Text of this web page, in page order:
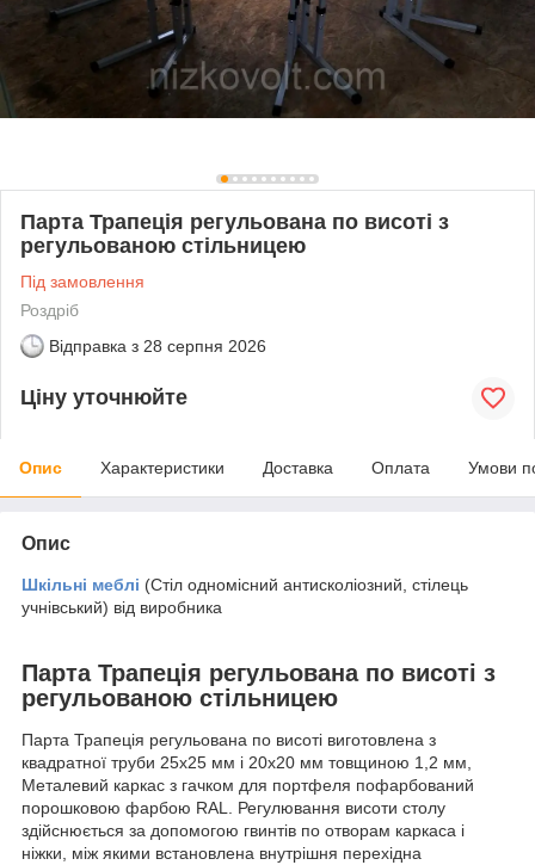
Парта Трапеція регульована по висоті з
регульованою стільницею
Під замовлення
Роздріб
Відправка з 28 серпня 2026
Ціну уточнюйте
Опис Характеристики Доставка Оплата Умови
Опис
Шкільні меблі (Стіл одномісний антисколіозний, стілець
учнівський) від виробника
Парта Трапеція регульована по висоті з
регульованою стільницею
Парта Трапеція регульована по висоті виготовлена з
квадратної труби 25х25 мм і 20х20 мм товщиною 1,2 мм,
Металевий каркас з гачком для портфеля пофарбований
порошковою фарбою RAL. Регулювання висоти столу
здійснюється за допомогою гвинтів по отворам каркаса і
ніжки, між якими встановлена внутрішня перехідна